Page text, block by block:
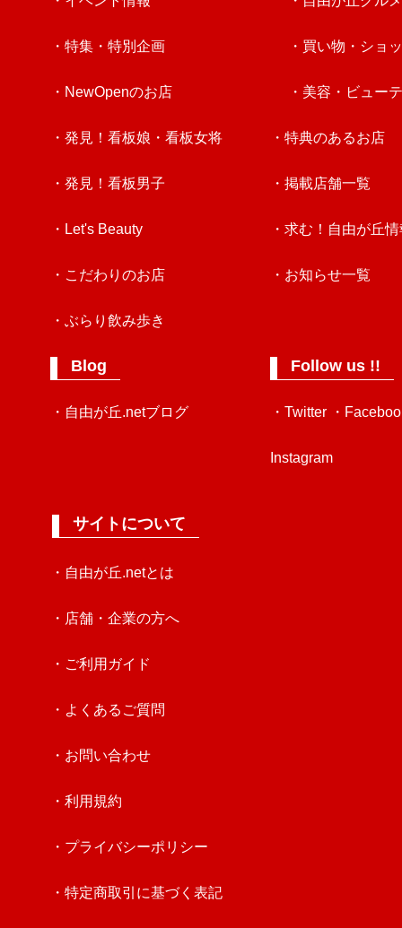
・特集・特別企画
・NewOpenのお店
・発見！看板娘・看板女将
・発見！看板男子
・Let's Beauty
・こだわりのお店
・ぶらり飲み歩き
Blog
・自由が丘.netブログ
・買い物・ショ
・美容・ビュー
・特典のあるお店
・掲載店舗一覧
・求む！自由が丘
・お知らせ一覧
Follow us !!
・Twitter ・
Instagram
サイトについて
・自由が丘.netとは
・店舗・企業の方へ
・ご利用ガイド
・よくあるご質問
・お問い合わせ
・利用規約
・プライバシーポリシー
・特定商取引に基づく表記